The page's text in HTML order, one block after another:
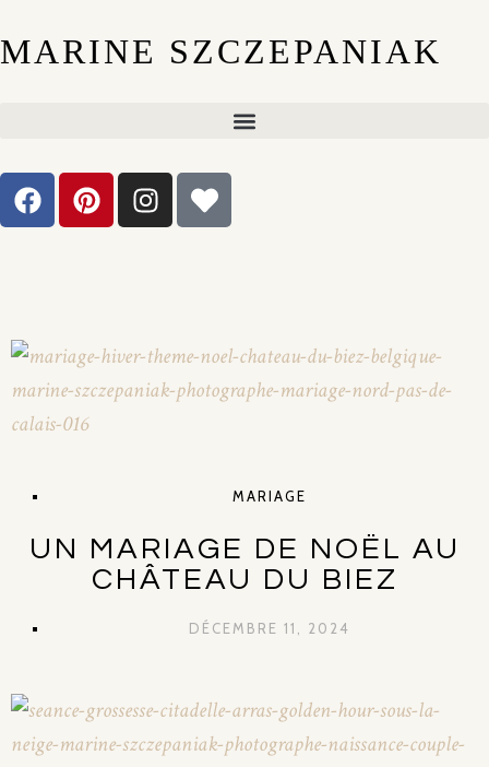
MARINE SZCZEPANIAK
MARIAGE
UN MARIAGE DE NOËL AU
CHÂTEAU DU BIEZ
DÉCEMBRE 11, 2024